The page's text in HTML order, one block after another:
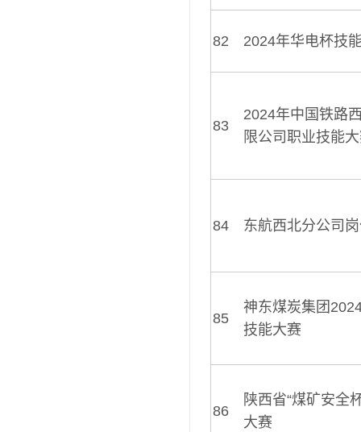
82 2024年华电杯技
83
2024年中国铁路
限公司职业技能
84 东航西北分公司
85
神东煤炭集团
技能大赛
86
陕西省“煤矿安全
大赛